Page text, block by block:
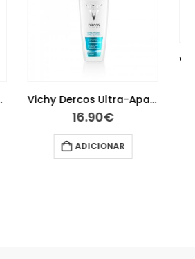
Vichy Dercos Ultra-Apaziguante Champô Couro Cabeludo Sensível e Reativo Cabelos Oleosos 200ml
ADICIONAR